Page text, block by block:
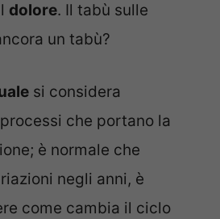
dolore. Il tabù sulle
un tabù?
si considera
che portano la
è normale che
negli anni, è
come cambia il ciclo